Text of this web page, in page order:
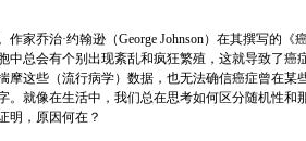
家乔治·约翰逊（George Johnson）在其撰写的
中总会有个别出现紊乱和疯狂繁殖，这就导致了
摩这些（流行病学）数据，也无法确信癌症曾在
。就像在生活中，我们总在思考如何区分随机性
明，原因何在？